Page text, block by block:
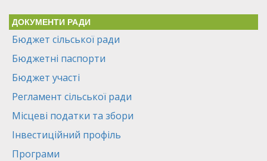
ДОКУМЕНТИ РАДИ
Бюджет сільської ради
Бюджетні паспорти
Бюджет участі
Регламент сільської ради
Місцеві податки та збори
Інвестиційний профіль
Програми